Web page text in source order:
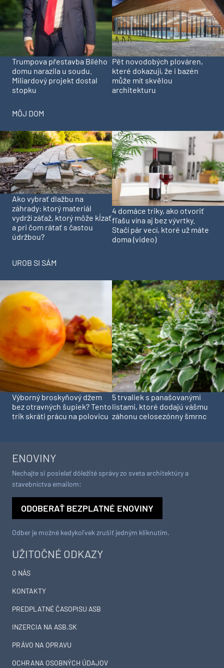
Trumpova přestavba Bílého
domu narazila u soudu.
Miliardový projekt dostal
stopku
Pět novodobých plováren,
které dokazují, že i bazén
může mít skvělou
architekturu
MÔJ DOM
Ako vybrať dlažbu na
záhrady: ktorý materiál
vydrží záťaž, ktorý môže kĺzať
a pri čom rátať s častou
údržbou?
4 domáce triky, ako otvoriť
fľašu vína aj bez vývrtky.
Stačí pár vecí, ktoré už máte
doma (video)
UROB SI SÁM
Výborný broskyňový džem
bez otravných šupiek? Tento
trik skráti prácu na polovicu
5 trvaliek s panašovanými
listami, ktoré dodajú vášmu
záhonu celosezónny šmrnc
UŽITOČNÉ ODKAZY
O NÁS
KONTAKTY
PREDPLATNÉ ČASOPISU ASB
INZERCIA NA ASB.SK
PRÁVO NA OPRAVU
OCHRANA OSOBNÝCH ÚDAJOV
ENOVINY
Nechajte si posielať dôležité správy zo sveta architektúry a
stavebníctva emailom:
ODOBERAŤ BEZPLATNÉ ENOVINY
Odber je možné kedykoľvek zrušiť jedným kliknutím.